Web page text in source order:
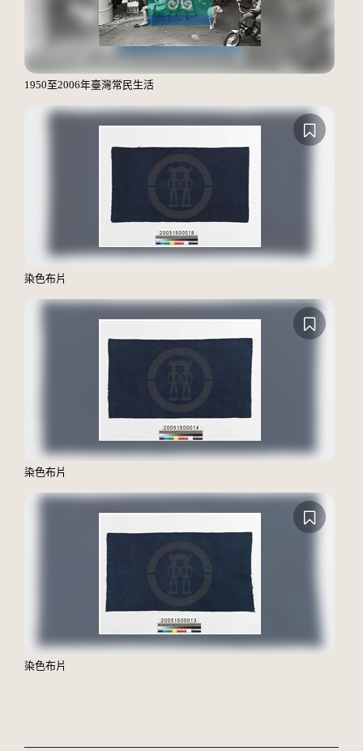
1950至2006年臺灣常民生活
染色布片
染色布片
染色布片